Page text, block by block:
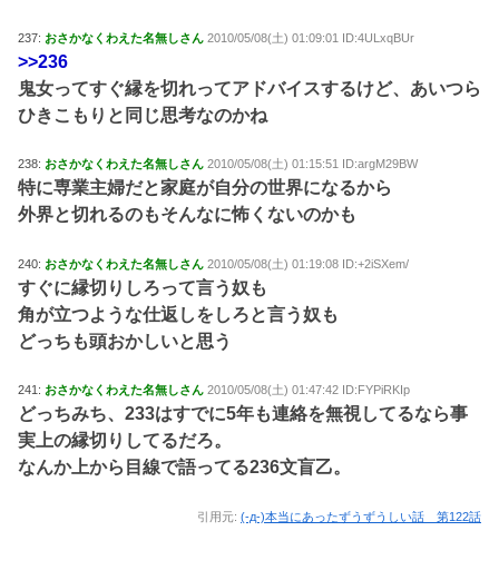
237: おさかなくわえた名無しさん 2010/05/08(土) 01:09:01 ID:4ULxqBUr
>>236
鬼女ってすぐ縁を切れってアドバイスするけど、あいつら
ひきこもりと同じ思考なのかね
238: おさかなくわえた名無しさん 2010/05/08(土) 01:15:51 ID:argM29BW
特に専業主婦だと家庭が自分の世界になるから
外界と切れるのもそんなに怖くないのかも
240: おさかなくわえた名無しさん 2010/05/08(土) 01:19:08 ID:+2iSXem/
すぐに縁切りしろって言う奴も
角が立つような仕返しをしろと言う奴も
どっちも頭おかしいと思う
241: おさかなくわえた名無しさん 2010/05/08(土) 01:47:42 ID:FYPiRKIp
どっちみち、233はすでに5年も連絡を無視してるなら事
実上の縁切りしてるだろ。
なんか上から目線で語ってる236文盲乙。
引用元: (-д-)本当にあったずうずうしい話 第122話